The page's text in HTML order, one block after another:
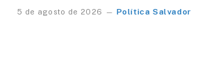
5 de agosto de 2026 Política Salvador